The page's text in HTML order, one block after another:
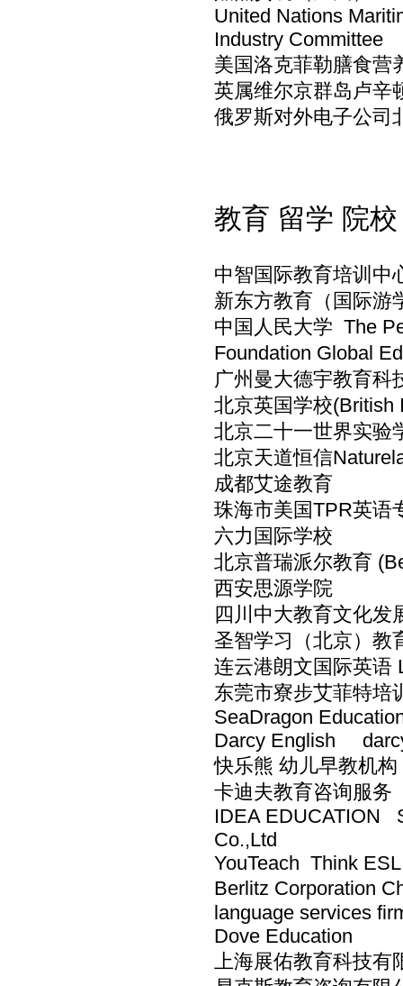
United Nations
Industry Committee
美国洛克菲勒膳食营
英属维尔京群岛卢辛
俄罗斯对外电子公司
教育 留学 院校
中智国际教育培训中
新东方教育（国际游
中国人民大学 The
Foundation Global
广州曼大德宇教育科
北京英国学校
北京二十一世界实验
北京天道恒信
成都艾途教育
珠海市美国TPR英语
六力国际学校
北京普瑞派尔教育
西安思源学院
四川中大教育文化发
圣智学习（北京）教
连云港朗文国际英语
东莞市寮步艾菲特培
SeaDragon
Darcy English
快乐熊 幼儿早教机构
卡迪夫教育咨询服务
IDEA EDUCATION
Co.,Ltd
YouTeach Think
Berlitz Corporation
language services
Dove Education
上海展佑教育科技有